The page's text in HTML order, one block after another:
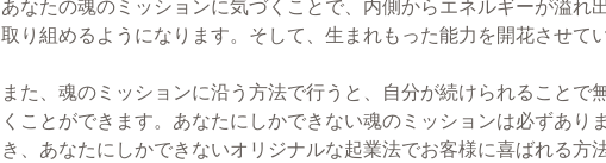
あなたの魂のミッションに気づくことで、内側からエネルギーが溢れ
取り組めるようになります。そして、生まれもった能力を開花させて
また、魂のミッションに沿う方法で行うと、自分が続けられることで
くことができます。あなたにしかできない魂のミッションは必ずあり
き、あなたにしかできないオリジナルな起業法でお客様に喜ばれる方